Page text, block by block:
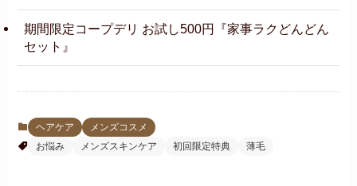
期間限定コープデリ お試し500円『家事ラクどんどん
セット』
ヘアケア
メンズコスメ
お悩み
メンズスキンケア 初回限定特典 薄毛